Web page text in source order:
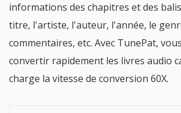
informations des chapitres et des
titre, l'artiste, l'auteur, l'année, le
commentaires, etc. Avec TunePat,
convertir rapidement les livres audio
charge la vitesse de conversion 60X.